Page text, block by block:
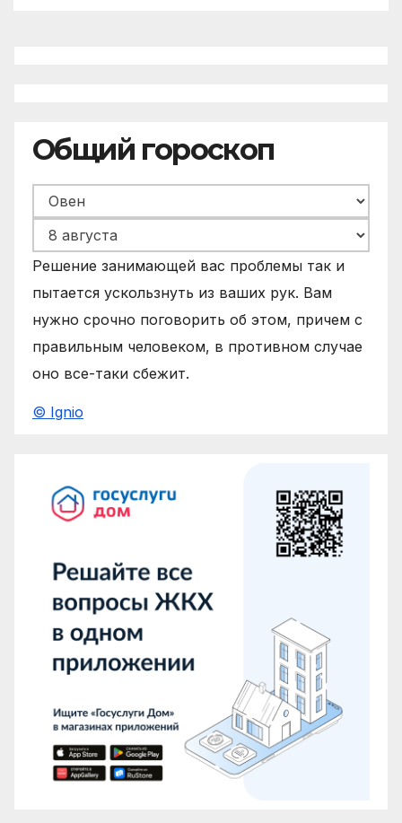
Общий гороскоп
Решение занимающей вас проблемы так и
пытается ускользнуть из ваших рук. Вам
нужно срочно поговорить об этом, причем с
правильным человеком, в противном случае
оно все-таки сбежит.
© Ignio